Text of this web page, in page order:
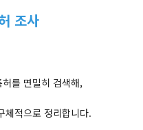
조사
를 면밀히 검색해,
체적으로 정리합니다.